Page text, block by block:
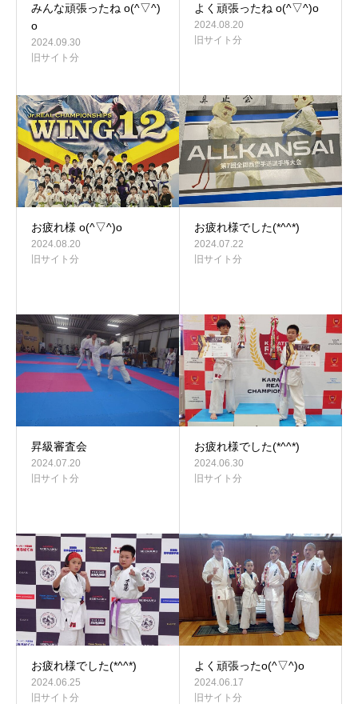
みんな頑張ったね o(^▽^)
o
2024.09.30
旧サイト分
よく頑張ったね o(^▽^)o
2024.08.20
旧サイト分
お疲れ様 o(^▽^)o
2024.08.20
旧サイト分
お疲れ様でした(*^^*)
2024.07.22
旧サイト分
昇級審査会
2024.07.20
旧サイト分
お疲れ様でした(*^^*)
2024.06.30
旧サイト分
お疲れ様でした(*^^*)
2024.06.25
旧サイト分
よく頑張ったo(^▽^)o
2024.06.17
旧サイト分